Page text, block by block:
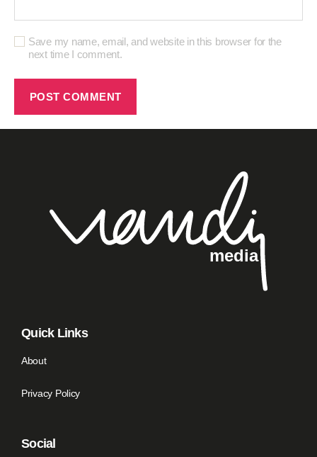
Save my name, email, and website in this browser for the
next time I comment.
Quick Links
About
Privacy Policy
Social